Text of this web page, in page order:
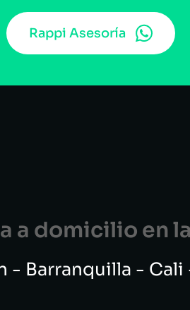
Rappi Asesoría
a domicilio en
- Barranquilla -